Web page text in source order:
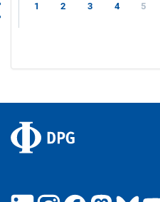
1 2 3 4 5